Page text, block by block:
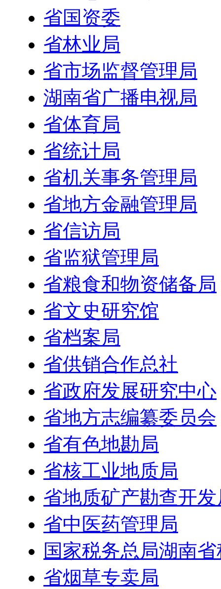
省国资委
省林业局
省市场监督管理局
湖南省广播电视局
省体育局
省统计局
省机关事务管理局
省地方金融管理局
省信访局
省监狱管理局
省粮食和物资储备局
省文史研究馆
省档案局
省供销合作总社
省政府发展研究中心
省地方志编纂委员会
省有色地勘局
省核工业地质局
省地质矿产勘查开发
省中医药管理局
国家税务总局湖南
省烟草专卖局